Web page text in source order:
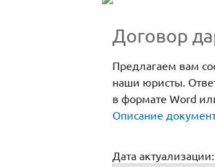
Договор
Предлагаем вам
наши юристы.
в формате Word
Описание
Дата